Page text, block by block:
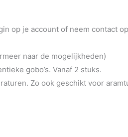
op je account of neem contact
naar de mogelijkheden)
gobo’s. Vanaf 2 stuks.
Zo ook geschikt voor